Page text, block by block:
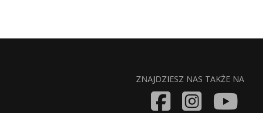
ZNAJDZIESZ NAS TAKŻE NA